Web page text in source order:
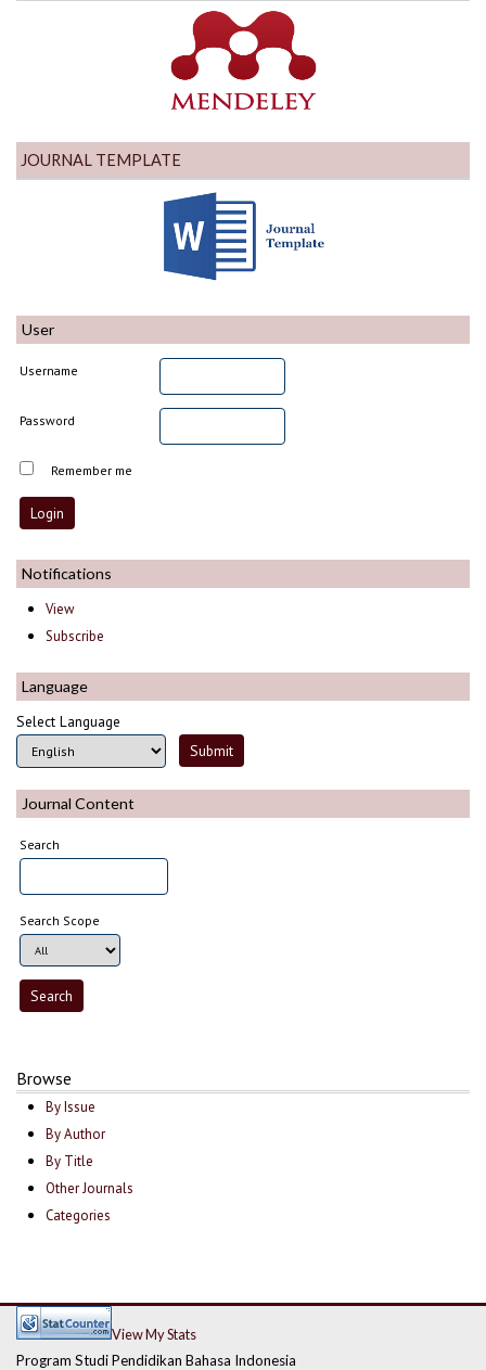
JOURNAL TEMPLATE
User
Username
Password
Remember me
Notifications
View
Subscribe
Language
Select Language
Journal Content
Search
Search Scope
Browse
By Issue
By Author
By Title
Other Journals
Categories
View My Stats
Program Studi Pendidikan Bahasa Indonesia